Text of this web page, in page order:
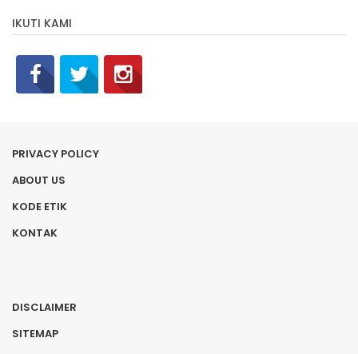
IKUTI KAMI
PRIVACY POLICY
ABOUT US
KODE ETIK
KONTAK
DISCLAIMER
SITEMAP